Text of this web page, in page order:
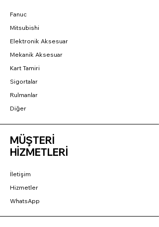
Fanuc
Mitsubishi
Elektronik Aksesuar
Mekanik Aksesuar
Kart Tamiri
Sigortalar
Rulmanlar
Diğer
MÜŞTERİ
HİZMETLERİ
İletişim
Hizmetler
WhatsApp